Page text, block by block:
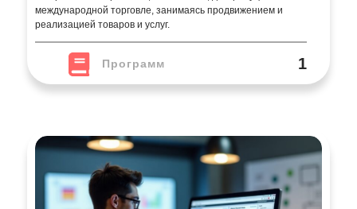
международной торговле, занимаясь продвижением и
реализацией товаров и услуг.
Программ 1